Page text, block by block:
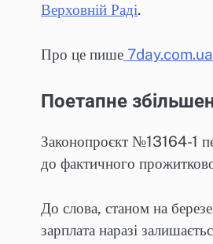
Верховній Раді.
Про це пише 7day.com.ua
Поетапне
Законопроєкт №13164-1
до фактичного
До слова, станом на
зарплата наразі